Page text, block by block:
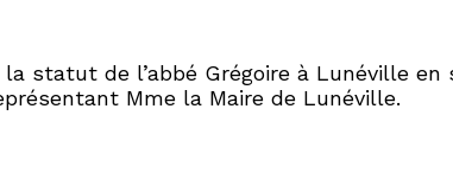
statut de l’abbé Grégoire à Lunéville en
Mme la Maire de Lunéville.